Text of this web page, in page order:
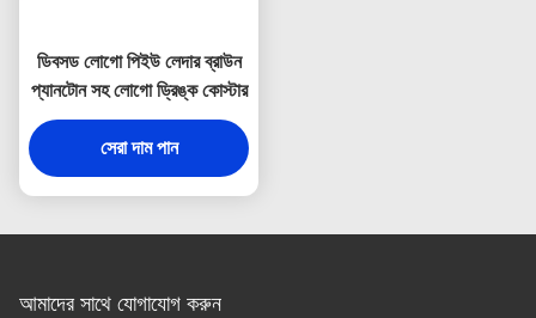
ডিবসড লোগো পিইউ লেদার ব্রাউন
প্যানটোন সহ লোগো ড্রিঙ্ক কোস্টার
সেরা দাম পান
আমাদের সাথে যোগাযোগ করুন